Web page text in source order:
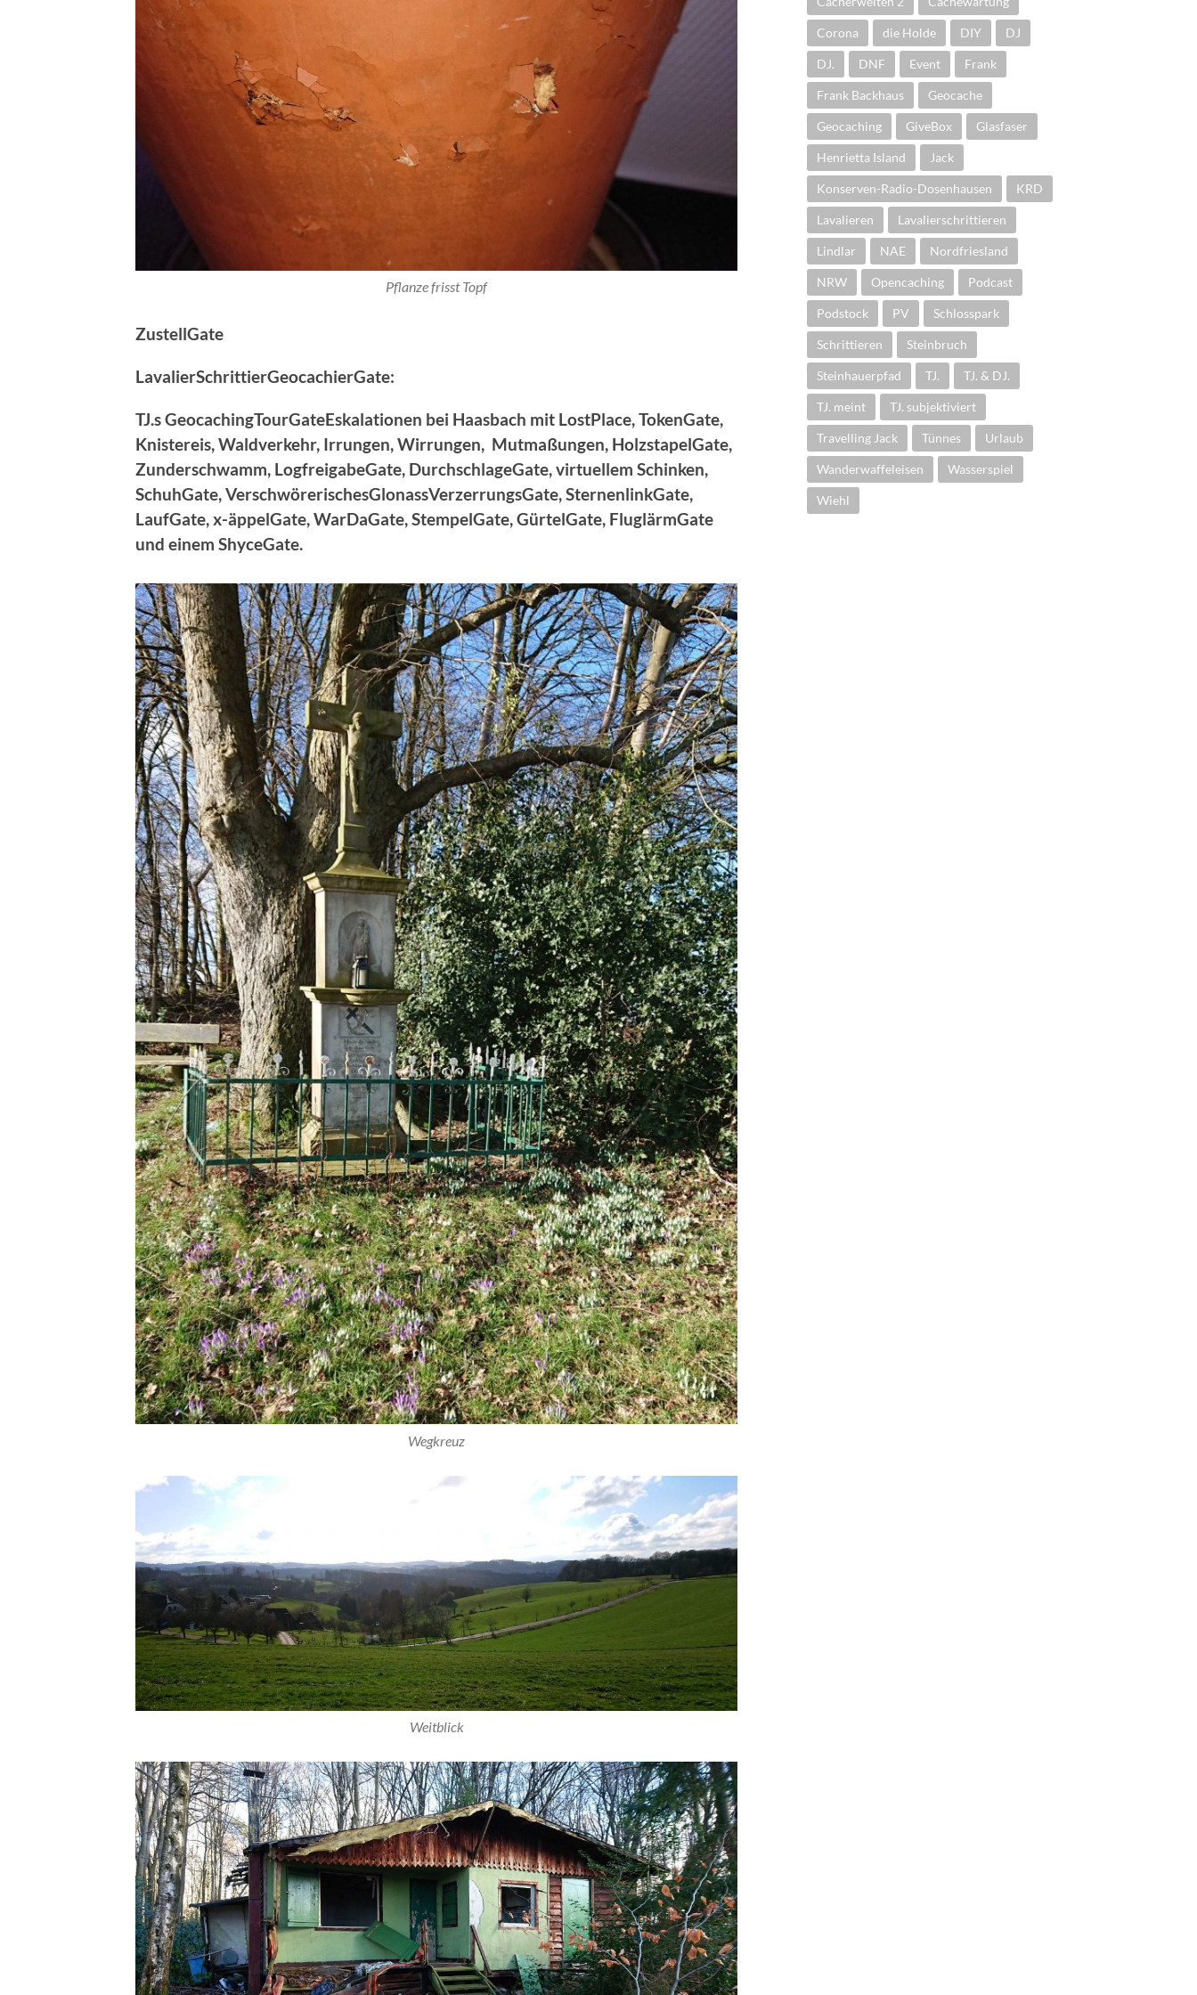
Pflanze frisst Topf
ZustellGate
LavalierSchrittierGeocachierGate:
TJ.s GeocachingTourGateEskalationen bei Haasbach mit LostPlace, TokenGate,
Knistereis, Waldverkehr, Irrungen, Wirrungen, Mutmaßungen, HolzstapelGate,
Zunderschwamm, LogfreigabeGate, DurchschlageGate, virtuellem Schinken,
SchuhGate, VerschwörerischesGlonassVerzerrungsGate, SternenlinkGate,
LaufGate, x-äppelGate, WarDaGate, StempelGate, GürtelGate, FluglärmGate
und einem ShyceGate.
Wegkreuz
Weitblick
Corona die Holde DIY DJ
DJ. DNF Event Frank
Frank Backhaus Geocache
Geocaching GiveBox Glasfaser
Henrietta Island Jack
Konserven-Radio-Dosenhausen KRD
Lavalieren Lavalierschrittieren
Lindlar NAE Nordfriesland
NRW Opencaching Podcast
Podstock PV Schlosspark
Schrittieren Steinbruch
Steinhauerpfad TJ. TJ. & DJ.
TJ. meint TJ. subjektiviert
Travelling Jack Tünnes Urlaub
Wanderwaffeleisen Wasserspiel
Wiehl